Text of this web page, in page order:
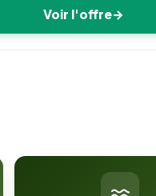
Voir l'offre